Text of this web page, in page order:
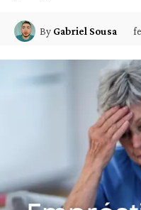
By Gabriel Sousa